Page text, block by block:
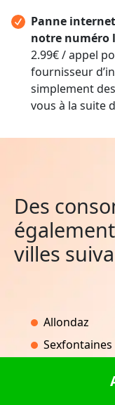
Panne
notre numéro
2.99€ / appel
fournisseur
simplement
vous à la suite
Des
villes
Allondaz
Sexfontaines